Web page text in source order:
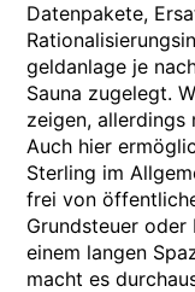
Datenpakete,
geldanlage je
Sauna zugelegt.
zeigen, allerdings
Auch hier
Sterling im
frei von
Grundsteuer
einem langen
macht es